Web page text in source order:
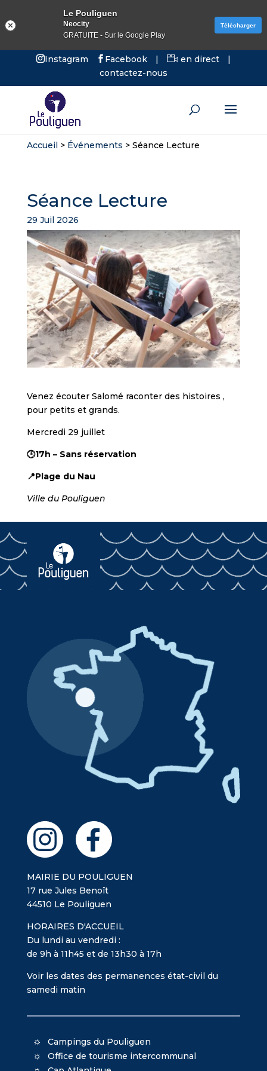
Instagram Facebook | en direct
|
contactez-nous
Accueil> Événements > Séance Lecture
Séance Lecture
29 Juil 2026
Venez écouter Salomé raconter des histoires ,
pour petits et grands.
Mercredi 29 juillet
🕒17h – Sans réservation
📍Plage du Nau
Ville du Pouliguen
MAIRIE DU POULIGUEN
17 rue Jules Benoît
44510 Le Pouliguen
HORAIRES D'ACCUEIL
Du lundi au vendredi :
de 9h à 11h45 et de 13h30 à 17h
Voir les dates des permanences état-civil du
samedi matin
Campings du Pouliguen
Office de tourisme intercommunal
Le Pouliguen
Neocity
GRATUITE - Sur le Google Play
Télécharger